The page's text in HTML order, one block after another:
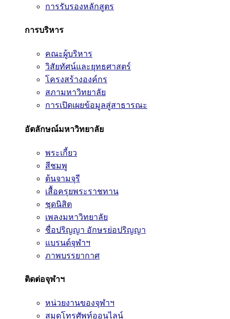
การรับรองหลักสูตร
การบริหาร
คณะผู้บริหาร
วิสัยทัศน์และยุทธศาสตร์
โครงสร้างองค์กร
สภามหาวิทยาลัย
การเปิดเผยข้อมูลสู่สาธารณะ
อัตลักษณ์มหาวิทยาลัย
พระเกี้ยว
สีชมพู
ต้นจามจุรี
เสื้อครุยพระราชทาน
ชุดนิสิต
เพลงมหาวิทยาลัย
ชื่อปริญญา อักษรย่อปริญญา
แบรนด์จุฬาฯ
ภาพบรรยากาศ
ติดต่อจุฬาฯ
หน่วยงานของจุฬาฯ
สมุดโทรศัพท์ออนไลน์